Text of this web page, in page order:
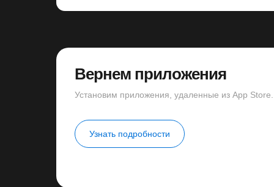
Узнать подробности
Установим приложения, удаленные из App Store.
Вернем приложения